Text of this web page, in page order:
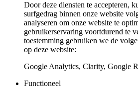
Door deze diensten te accepteren,
surfgedrag binnen onze website
analyseren om onze website te
gebruikerservaring voortdurend te
toestemming gebruiken we de
op deze website:
Google Analytics, Clarity, Google
Functioneel